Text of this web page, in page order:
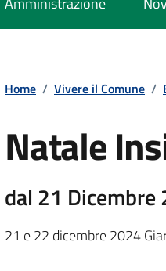
Home / Vivere il Comune /
Natale
dal 21
21 e 22 dicembre 2024